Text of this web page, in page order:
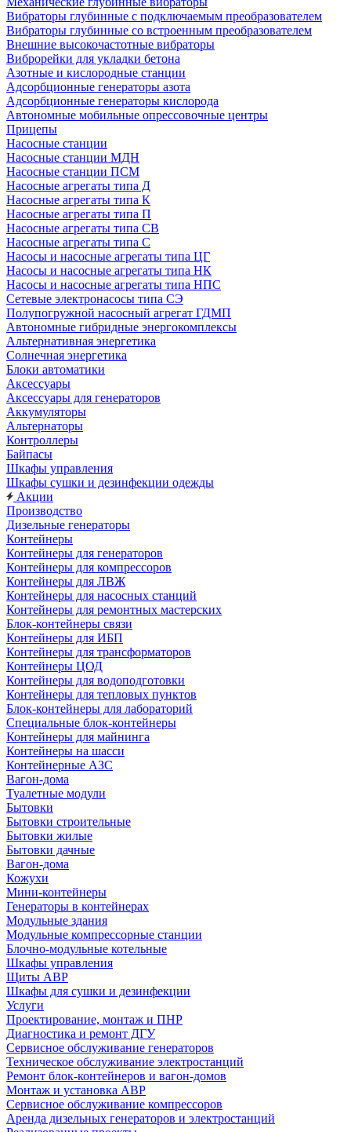
Вибраторы глубинные с подключаемым преобразователем
Вибраторы глубинные со встроенным преобразователем
Внешние высокочастотные вибраторы
Виброрейки для укладки бетона
Азотные и кислородные станции
Адсорбционные генераторы азота
Адсорбционные генераторы кислорода
Автономные мобильные опрессовочные центры
Прицепы
Насосные станции
Насосные станции МДН
Насосные станции ПСМ
Насосные агрегаты типа Д
Насосные агрегаты типа К
Насосные агрегаты типа П
Насосные агрегаты типа СВ
Насосные агрегаты типа С
Насосы и насосные агрегаты типа ЦГ
Насосы и насосные агрегаты типа НК
Насосы и насосные агрегаты типа НПС
Сетевые электронасосы типа СЭ
Полупогружной насосный агрегат ГДМП
Автономные гибридные энергокомплексы
Альтернативная энергетика
Солнечная энергетика
Блоки автоматики
Аксессуары
Аксессуары для генераторов
Аккумуляторы
Альтернаторы
Контроллеры
Байпасы
Шкафы управления
Шкафы сушки и дезинфекции одежды
Акции
Производство
Дизельные генераторы
Контейнеры
Контейнеры для генераторов
Контейнеры для компрессоров
Контейнеры для ЛВЖ
Контейнеры для насосных станций
Контейнеры для ремонтных мастерских
Блок-контейнеры связи
Контейнеры для ИБП
Контейнеры для трансформаторов
Контейнеры ЦОД
Контейнеры для водоподготовки
Контейнеры для тепловых пунктов
Блок-контейнеры для лабораторий
Специальные блок-контейнеры
Контейнеры для майнинга
Контейнеры на шасси
Контейнерные АЗС
Вагон-дома
Туалетные модули
Бытовки
Бытовки строительные
Бытовки жилые
Бытовки дачные
Вагон-дома
Кожухи
Мини-контейнеры
Генераторы в контейнерах
Модульные здания
Модульные компрессорные станции
Блочно-модульные котельные
Шкафы управления
Щиты АВР
Шкафы для сушки и дезинфекции
Услуги
Проектирование, монтаж и ПНР
Диагностика и ремонт ДГУ
Сервисное обслуживание генераторов
Техническое обслуживание электростанций
Ремонт блок-контейнеров и вагон-домов
Монтаж и установка АВР
Сервисное обслуживание компрессоров
Аренда дизельных генераторов и электростанций